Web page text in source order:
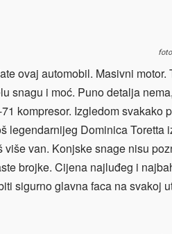
ovaj automobil. Masivni motor.
snagu i moć. Puno detalja
kompresor. Izgledom svakako
legendarnijeg Dominica Toretta
više van. Konjske snage nisu
brojke. Cijena najluđeg i
sigurno glavna faca na svakoj